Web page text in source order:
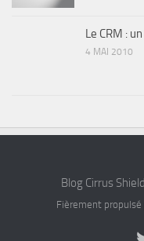
Le CRM :
4 MAI 2010
Blog Cirrus
Fièrement propulsé